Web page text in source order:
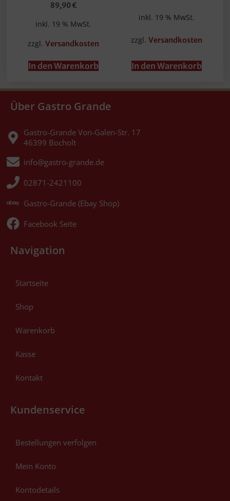
89,90 €
inkl. 19 % MwSt.
zzgl.Versandkosten
In den Warenkorb
inkl. 19 % MwSt.
zzgl. Versandkosten
In den Warenkorb
Über Gastro Grande
Gastro-Grande Von-Galen-Str. 17
46399 Bocholt
info@gastro-grande.de
02871-2421100
Gastro-Grande (Ebay Shop)
Facebook Seite
Navigation
Startseite
Shop
Warenkorb
Kasse
Kontakt
Kundenservice
Bestellungen verfolgen
Mein Konto
Kontodetails